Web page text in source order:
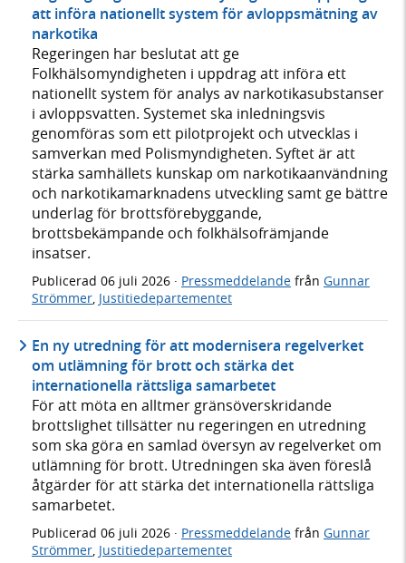
att införa nationellt system för avloppsmätning av
narkotika
Regeringen har beslutat att ge
Folkhälsomyndigheten i uppdrag att införa ett
nationellt system för analys av narkotikasubstanser
i avloppsvatten. Systemet ska inledningsvis
genomföras som ett pilotprojekt och utvecklas i
samverkan med Polismyndigheten. Syftet är att
stärka samhällets kunskap om narkotikaanvändning
och narkotikamarknadens utveckling samt ge bättre
underlag för brottsförebyggande,
brottsbekämpande och folkhälsofrämjande
insatser.
Publicerad 06 juli 2026 · Pressmeddelande från Gunnar
Strömmer, Justitiedepartementet
En ny utredning för att modernisera regelverket
om utlämning för brott och stärka det
internationella rättsliga samarbetet
För att möta en alltmer gränsöverskridande
brottslighet tillsätter nu regeringen en utredning
som ska göra en samlad översyn av regelverket om
utlämning för brott. Utredningen ska även föreslå
åtgärder för att stärka det internationella rättsliga
samarbetet.
Publicerad 06 juli 2026 · Pressmeddelande från Gunnar
Strömmer Justitiedepartementet